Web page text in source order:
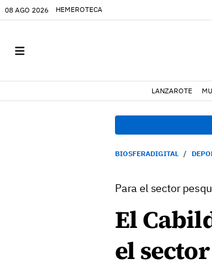
08 AGO 2026 HEMEROTECA
LANZAROTE
BIOSFERADIGITAL
Para el sector
El
el